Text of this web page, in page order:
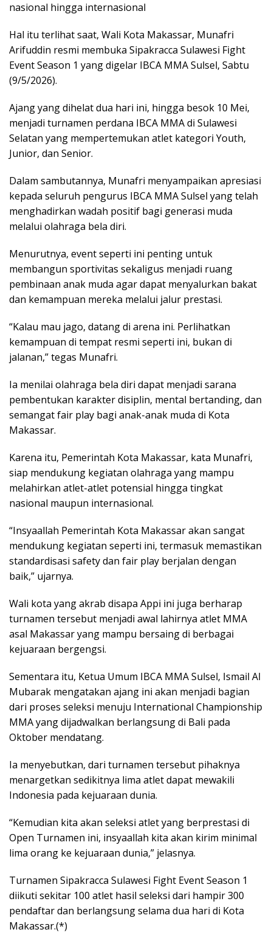
nasional hingga internasional
Hal itu terlihat saat, Wali Kota Makassar, Munafri
Arifuddin resmi membuka Sipakracca Sulawesi Fight
Event Season 1 yang digelar IBCA MMA Sulsel, Sabtu
(9/5/2026).
Ajang yang dihelat dua hari ini, hingga besok 10 Mei,
menjadi turnamen perdana IBCA MMA di Sulawesi
Selatan yang mempertemukan atlet kategori Youth,
Junior, dan Senior.
Dalam sambutannya, Munafri menyampaikan apresiasi
kepada seluruh pengurus IBCA MMA Sulsel yang telah
menghadirkan wadah positif bagi generasi muda
melalui olahraga bela diri.
Menurutnya, event seperti ini penting untuk
membangun sportivitas sekaligus menjadi ruang
pembinaan anak muda agar dapat menyalurkan bakat
dan kemampuan mereka melalui jalur prestasi.
“Kalau mau jago, datang di arena ini. Perlihatkan
kemampuan di tempat resmi seperti ini, bukan di
jalanan,” tegas Munafri.
Ia menilai olahraga bela diri dapat menjadi sarana
pembentukan karakter disiplin, mental bertanding, dan
semangat fair play bagi anak-anak muda di Kota
Makassar.
Karena itu, Pemerintah Kota Makassar, kata Munafri,
siap mendukung kegiatan olahraga yang mampu
melahirkan atlet-atlet potensial hingga tingkat
nasional maupun internasional.
“Insyaallah Pemerintah Kota Makassar akan sangat
mendukung kegiatan seperti ini, termasuk memastikan
standardisasi safety dan fair play berjalan dengan
baik,” ujarnya.
Wali kota yang akrab disapa Appi ini juga berharap
turnamen tersebut menjadi awal lahirnya atlet MMA
asal Makassar yang mampu bersaing di berbagai
kejuaraan bergengsi.
Sementara itu, Ketua Umum IBCA MMA Sulsel, Ismail Al
Mubarak mengatakan ajang ini akan menjadi bagian
dari proses seleksi menuju International Championship
MMA yang dijadwalkan berlangsung di Bali pada
Oktober mendatang.
Ia menyebutkan, dari turnamen tersebut pihaknya
menargetkan sedikitnya lima atlet dapat mewakili
Indonesia pada kejuaraan dunia.
“Kemudian kita akan seleksi atlet yang berprestasi di
Open Turnamen ini, insyaallah kita akan kirim minimal
lima orang ke kejuaraan dunia,” jelasnya.
Turnamen Sipakracca Sulawesi Fight Event Season 1
diikuti sekitar 100 atlet hasil seleksi dari hampir 300
pendaftar dan berlangsung selama dua hari di Kota
Makassar.(*)